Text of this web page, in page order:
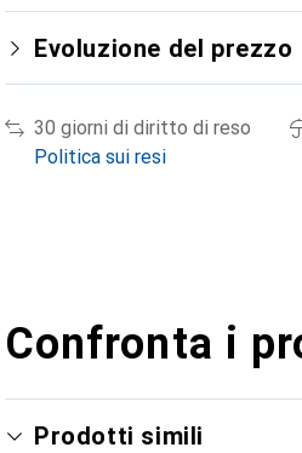
Evoluzione del prezzo
30 giorni di diritto di reso
Politica sui resi
Confronta i
Prodotti simili